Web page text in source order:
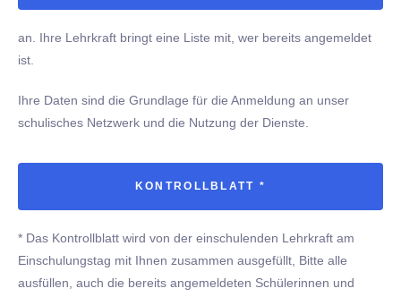
an. Ihre Lehrkraft bringt eine Liste mit, wer bereits angemeldet
ist.
Ihre Daten sind die Grundlage für die Anmeldung an unser
schulisches Netzwerk und die Nutzung der Dienste.
KONTROLLBLATT *
* Das Kontrollblatt wird von der einschulenden Lehrkraft am
Einschulungstag mit Ihnen zusammen ausgefüllt, Bitte alle
ausfüllen, auch die bereits angemeldeten Schülerinnen und